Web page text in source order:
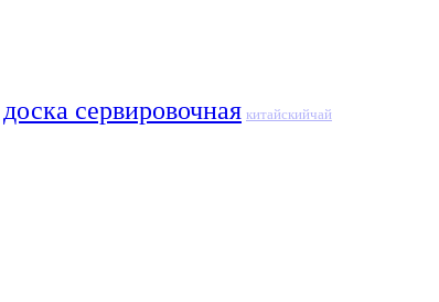
доска сервировочная китайскийчай